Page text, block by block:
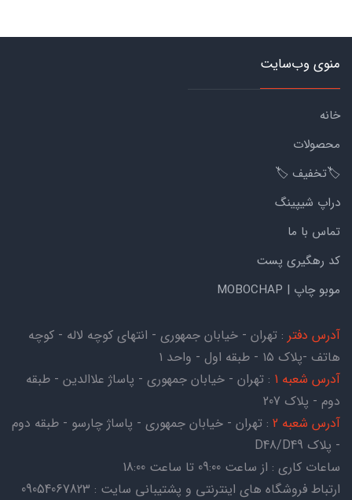
منوی وب‌سایت
خانه
محصولات
🏷️تخفیف 🏷️
دراپ شیپینگ
تماس با ما
کد رهگیری پست
موبو چاپ | MOBOCHAP
آدرس دفتر : تهران - خیابان جمهوری - انتهای کوچه لاله - کوچه
هاتف -پلاک ۱۵ - طبقه اول - واحد ۱
آدرس شعبه 1
: تهران - خیابان جمهوری - پاساژ علاالدین - طبقه
دوم - پلاک 207
آدرس شعبه 2
: تهران - خیابان جمهوری - پاساژ چارسو - طبقه دوم
- پلاک D48/D49
ساعات کاری : از ساعت 09:00 تا ساعت 18:00
ارتباط فروشگاه های اینترنتی و پشتیبانی سایت : 09054067823